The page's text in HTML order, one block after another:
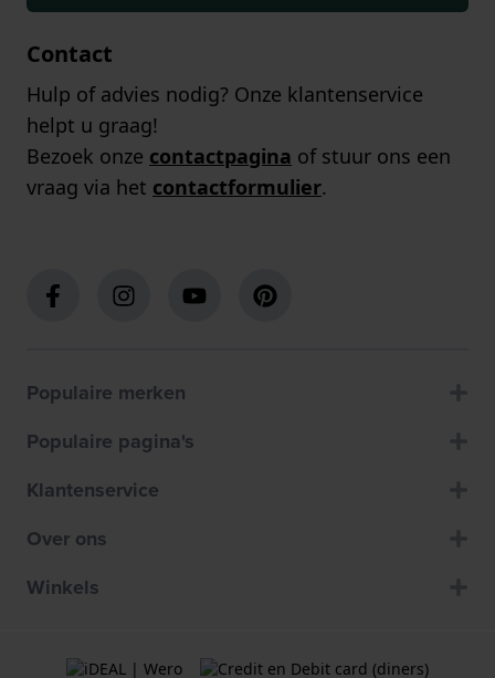
Contact
Hulp of advies nodig? Onze klantenservice
helpt u graag!
Bezoek onze contactpagina of stuur ons een
vraag via het contactformulier.
Populaire merken
Populaire pagina's
Klantenservice
Over ons
Winkels